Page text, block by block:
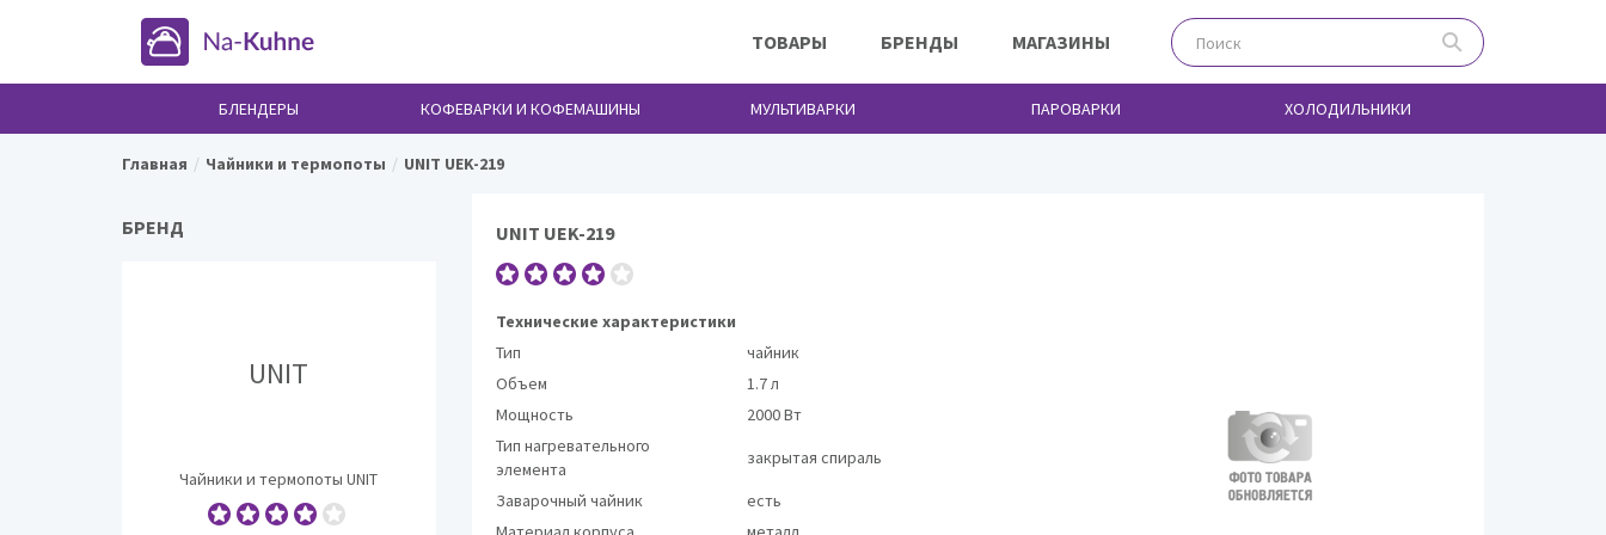
ТОВАРЫ БРЕНДЫ МАГАЗИНЫ
БЛЕНДЕРЫ КОФЕВАРКИ И КОФЕМАШИНЫ МУЛЬТИВАРКИ ПАРОВАРКИ ХОЛОДИЛЬНИКИ
Главная Чайники и термопоты UNIT UEK-219
UNIT UEK-219
Технические характеристики
Тип
чайник
Объем
1.7 л
Мощность
2000 Вт
Тип нагревательного
элемента
закрытая спираль
Заварочный чайник
есть
БРЕНД
UNIT
Чайники и термопоты UNIT